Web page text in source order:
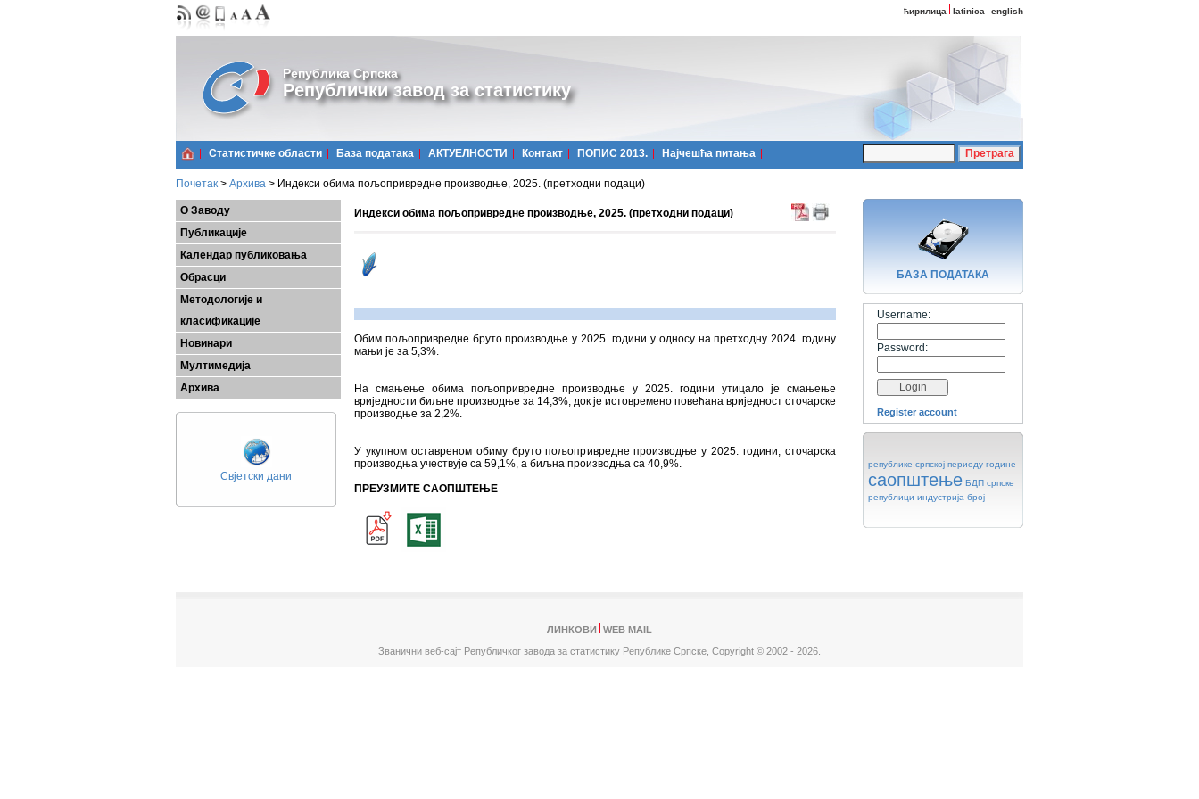
ћирилица latinica english
Република Српска
Републички завод за статистику
Статистичке области Базa података АКТУЕЛНОСТИ Контакт ПОПИС 2013. Најчешћa питања
Почетак > Архива > Индекси обима пољопривредне производње, 2025. (претходни подаци)
О Заводу
Публикације
Календар публиковања
Обрасци
Методологије и
класификације
Новинари
Мултимедија
Архива
Свјетски дани
Индекси обима пољопривредне производње, 2025. (претходни подаци)
Обим пољопривредне бруто производње у 2025. години у односу на претходну 2024. годину
мањи је за 5,3%.
На смањење обима пољопривредне производње у 2025. години утицало је смањење
вриједности биљне производње за 14,3%, док је истовремено повећана вриједност сточарске
производње за 2,2%.
У укупном оставреном обиму бруто пољопривредне производње у 2025. години, сточарска
производња учествује са 59,1%, а биљна производња са 40,9%.
ПРЕУЗМИТЕ САОПШТЕЊЕ
БАЗA ПОДАТАКА
Username:
Password:
Register account
републике српској периоду године
саопштење БДП српске
републици индустрија број
ЛИНКОВИ
WEB MAIL
Званични веб-сајт Републичког завода за статистику Републике Српске, Copyright © 2002 - 2026.